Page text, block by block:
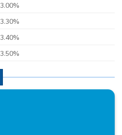
3.00%
3.30%
3.40%
3.50%